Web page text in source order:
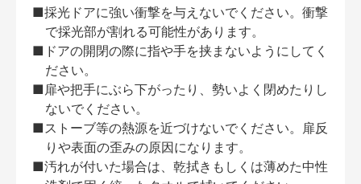
■採光ドアに強い衝撃を与えないでください。衝撃
で採光部が割れる可能性があります。
■ドアの開閉の際に指や手を挟まないようにしてく
ださい。
■扉や把手にぶら下がったり、勢いよく閉めたりし
ないでください。
■ストーブ等の熱源を近づけないでください。扉反
りや表面の歪みの原因になります。
■汚れが付いた場合は、乾拭きもしくは薄めた中性